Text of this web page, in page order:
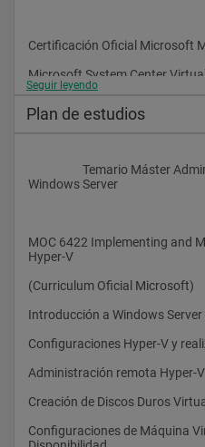
Certificación Oficial Microsoft
Microsoft System Center
Configuration
Y para el Examen de
Windows Server 2008 R2,
Certificación Oficial Microsoft
Windows Server 2008 R2,
Derechos de Examen incluidos
Descripción
La virtualización proporciona
Seguir leyendo
Plan de estudios
Windows Server
MOC 6422 Implementing and
Hyper-V
(Curriculum Oficial Microsoft)
Introducción a Windows
Configuraciones Hyper-V y
Administración remota Hyper-V
Creación de Discos Duros
Configuraciones de Máquina